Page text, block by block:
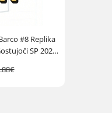
#8 Replika
SP 2026